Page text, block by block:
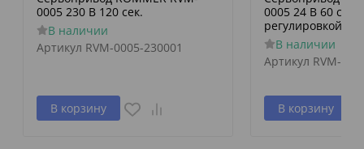
0005 230 В 120 сек.
В наличии
Артикул RVM-0005-230001
В корзину
0005 24 В 60
регулировкой по
В наличии
Артикул RVM-
В корзину